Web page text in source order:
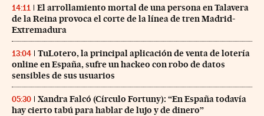
14:11
El arrollamiento mortal de una persona en Talavera
de la Reina provoca el corte de la línea de tren Madrid-
Extremadura
13:04
TuLotero, la principal aplicación de venta de lotería
online en España, sufre un hackeo con robo de datos
sensibles de sus usuarios
05:30
Xandra Falcó (Círculo Fortuny): “En España todavía
hay cierto tabú para hablar de lujo y de dinero”